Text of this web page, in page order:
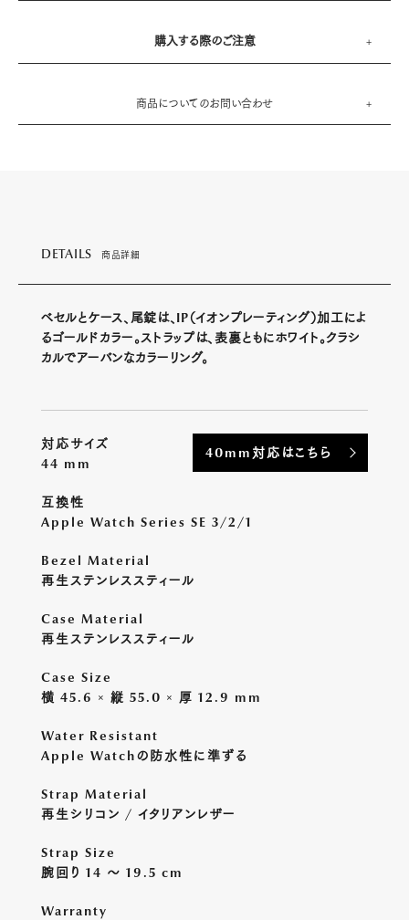
購入する際のご注意
商品についてのお問い合わせ
DETAILS 商品詳細
べセルとケース、尾錠は、IP（イオンプレーティング）加工によ
るゴールドカラー。ストラップは、表裏ともにホワイト。クラシ
カルでアーバンなカラーリング。
対応サイズ
44 mm
40mm対応はこちら
互換性
Apple Watch Series SE 3/2/1
Bezel Material
再生ステンレススティール
Case Material
再生ステンレススティール
Case Size
横 45.6 × 縦 55.0 × 厚 12.9 mm
Water Resistant
Apple Watchの防水性に準ずる
Strap Material
再生シリコン / イタリアンレザー
Strap Size
腕回り 14 〜 19.5 cm
Warranty